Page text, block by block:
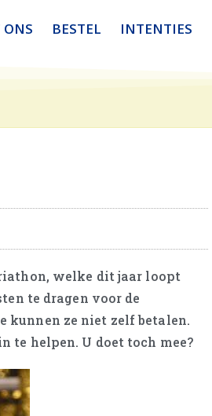
BESTEL INTENTIES
welke dit jaar loopt
te dragen voor de
kunnen ze niet zelf betalen.
te helpen. U doet toch mee?